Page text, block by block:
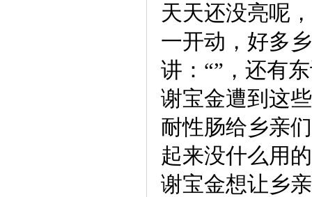
天天还没亮呢
一开动，好多
讲：“”，还有
谢宝金遭到这
耐性肠给乡亲
起来没什么用
谢宝金想让乡